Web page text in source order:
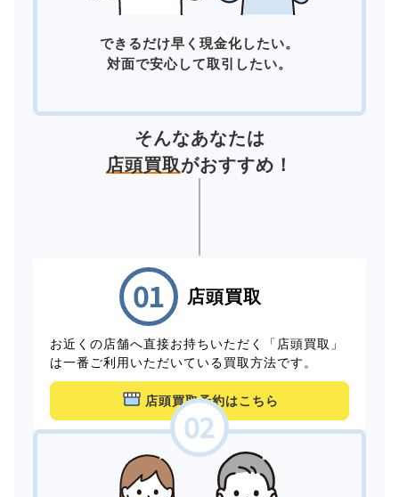
できるだけ早く現金化したい。
対面で安心して取引したい。
そんなあなたは
店頭買取がおすすめ！
店頭買取
お近くの店舗へ直接お持ちいただく「店頭買取」
は一番ご利用いただいている買取方法です。
店頭買取予約はこちら